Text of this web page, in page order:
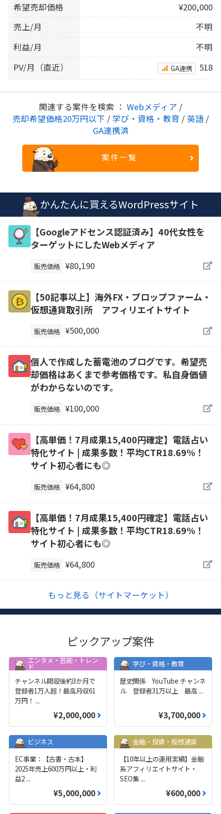
希望売却価格
¥200,000
売上/月
不明
利益/月
不明
PV/月（直近）
GA連携 518
関連する案件を検索 ： Webメディア /
売却希望価格20万円以下 / 学び・資格・教育 / 英語 /
GA連携済
案件一覧
かんたんに買えるWordPressサイト
【Googleアドセンス認証済み】40代女性を
ターゲットにしたWebメディア
販売価格 ¥80,190
【50記事以上】海外FX・プロップファーム・
仮想通貨取引所 アフィリエイトサイト
販売価格 ¥500,000
個人で作成した蓄電池のブログです。希望売
却価格はあくまで参考価格です。私自身価値
がわからないのです。
販売価格 ¥100,000
【高単価！7月成果15,400円確定】電話占い
特化サイト | 成果多数！平均CTR18.69%！
サイト初心者にも◎
販売価格 ¥64,800
【高単価！7月成果15,400円確定】電話占い
特化サイト | 成果多数！平均CTR18.69%！
サイト初心者にも◎
販売価格 ¥64,800
もっと見る（サイトマーケット）
ピックアップ案件
エンタメ・芸能・トレン
ド
チャンネル開設後約3か月で
登録者1万人超！最高月収61
万円！ ...
¥2,000,000
学び・資格・教育
歴史関係 YouTube チャンネ
ル 登録者31万以上 最高 ...
¥3,700,000
ビジネス
EC事業：【古書・古本】
2025年売上600万円以上・利
益2 ...
¥5,000,000
金融・投資・仮想通貨
【10年以上の運用実績】金融
系アフィリエイトサイト・
SEO集 ...
¥600,000